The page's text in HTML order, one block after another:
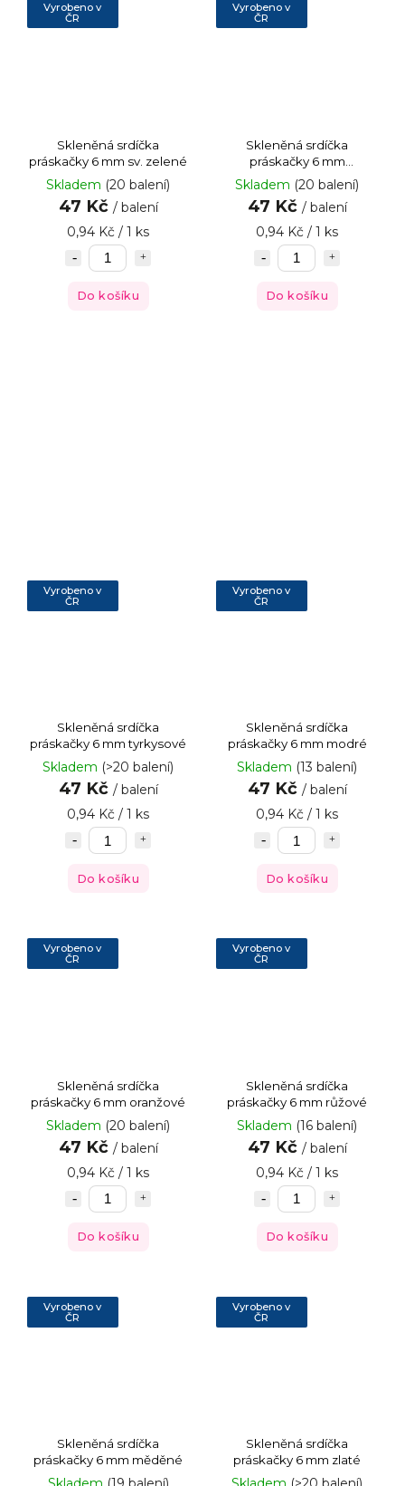
Vyrobeno v
ČR
Skleněná srdíčka
práskačky 6 mm sv. zelené
Skladem (20 balení)
47 Kč / balení
0,94 Kč / 1 ks
Do košíku
Vyrobeno v
ČR
Skleněná srdíčka
práskačky 6 mm
mentolové
Skladem (20 balení)
47 Kč / balení
0,94 Kč / 1 ks
Do košíku
Vyrobeno v
ČR
Skleněná srdíčka
práskačky 6 mm tyrkysové
Skladem (>20 balení)
47 Kč / balení
0,94 Kč / 1 ks
Do košíku
Vyrobeno v
ČR
Skleněná srdíčka
práskačky 6 mm modré
Skladem (13 balení)
47 Kč / balení
0,94 Kč / 1 ks
Do košíku
Vyrobeno v
ČR
Skleněná srdíčka
práskačky 6 mm oranžové
Skladem (20 balení)
47 Kč / balení
0,94 Kč / 1 ks
Do košíku
Vyrobeno v
ČR
Skleněná srdíčka
práskačky 6 mm růžové
Skladem (16 balení)
47 Kč / balení
0,94 Kč / 1 ks
Do košíku
Vyrobeno v
ČR
Skleněná srdíčka
práskačky 6 mm měděné
Vyrobeno v
ČR
Skleněná srdíčka
práskačky 6 mm zlaté